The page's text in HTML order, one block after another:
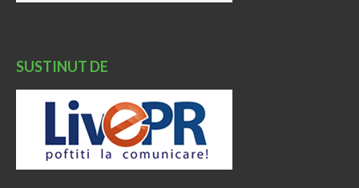
SUSTINUT DE